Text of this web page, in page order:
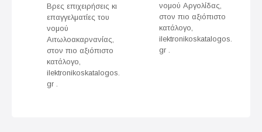
Βρες επιχειρήσεις κι
επαγγελματίες του
νομού
Αιτωλοακαρνανίας,
στον πιο αξιόπιστο
κατάλογο,
ilektronikoskatalogos.
gr .
νομού Αργολίδας,
στον πιο αξιόπιστο
κατάλογο,
ilektronikoskatalogos.
gr .